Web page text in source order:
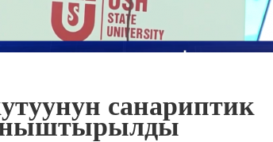
санариптик